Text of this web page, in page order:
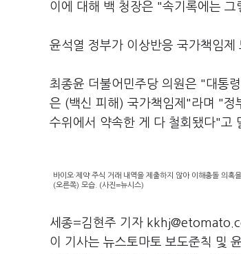
이에 대해 백 청장은 "속기록에는
윤석열 정부가 이상반응 국가책임제
최종윤 더불어민주당 의원은 "대통
은 (백신 피해) 국가책임제"라며 "정
수위에서 약속한 게 다 철회됐다"고
바이오·제약 주식 거래 내역을 제출하지 않아 이해충돌 의
(오른쪽) 모습. (사진=뉴시스)
세종=김현주 기자
이 기사는 뉴스토마토 보도준칙 및